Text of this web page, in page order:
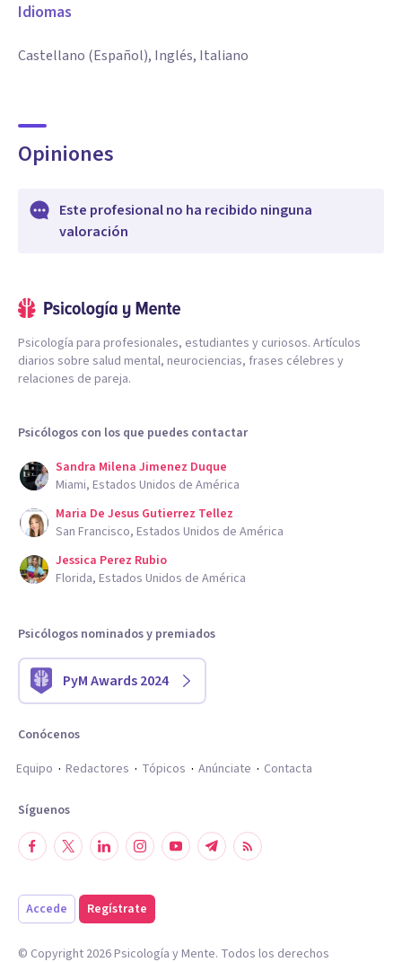
Idiomas
Castellano (Español), Inglés, Italiano
Opiniones
Este profesional no ha recibido ninguna
valoración
Psicología para profesionales, estudiantes y curiosos. Artículos
diarios sobre salud mental, neurociencias, frases célebres y
relaciones de pareja.
Psicólogos con los que puedes contactar
Sandra Milena Jimenez Duque
Miami, Estados Unidos de América
Maria De Jesus Gutierrez Tellez
San Francisco, Estados Unidos de América
Jessica Perez Rubio
Florida, Estados Unidos de América
Psicólogos nominados y premiados
PyM Awards 2024
Conócenos
Equipo
Redactores Tópicos Anúnciate Contacta
Síguenos
Accede Regístrate
© Copyright 2026Psicología y Mente. Todos los derechos